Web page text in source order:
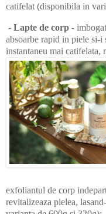
catifelat (disponibila in
- Lapte de corp -
absoarbe rapid in piele si-i
instantaneu mai catifelata,
exfoliantul de corp
revitalizeaza pielea,